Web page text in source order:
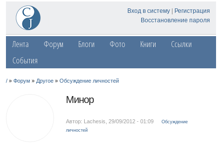
Вход в систему
Регистрация
Восстановление пароля
Лента Форум Блоги Фото Книги
Ссылки
События
/ » Форум » Другое » Обсуждение личностей
Минор
Автор: Lachesis, 29/09/2012 - 01:09
Обсуждение
личностей